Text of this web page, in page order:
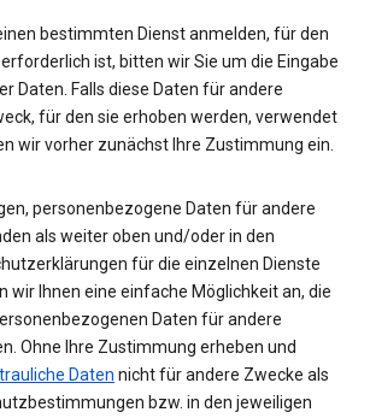
bestimmten Dienst anmelden, für den
ist, bitten wir Sie um die Eingabe
Daten. Falls diese Daten für andere
für den sie erhoben werden, verwendet
wir vorher zunächst Ihre Zustimmung ein.
personenbezogene Daten für andere
als weiter oben und/oder in den
für die einzelnen Dienste
wir Ihnen eine einfache Möglichkeit an, die
Daten für andere
Ohne Ihre Zustimmung erheben und
Daten nicht für andere Zwecke als
bzw. in den jeweiligen